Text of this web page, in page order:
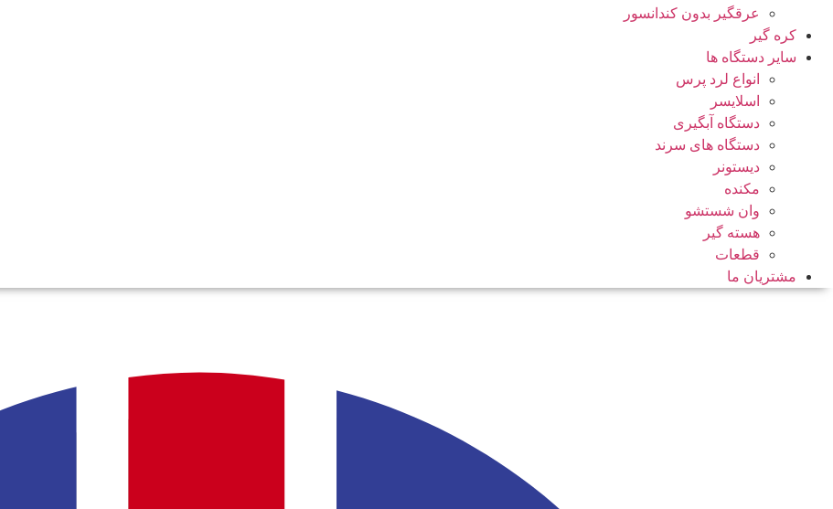
عرقگیر بدون کندانسور
کره گیر
سایر دستگاه ها
انواع لرد پرس
اسلایسر
دستگاه آبگیری
دستگاه های سرند
دیستونر
مکنده
وان شستشو
هسته گیر
قطعات
مشتریان ما